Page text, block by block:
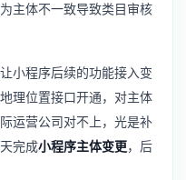
主体不一致导致类目审核
小程序后续的功能接入变
理位置接口开通，对主体
运营公司对不上，光是补
完成小程序主体变更，后